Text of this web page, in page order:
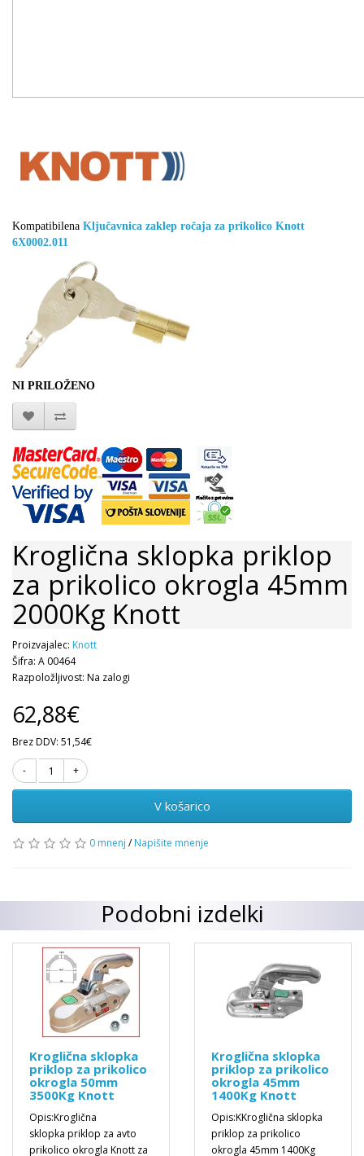
Kompatibilena Ključavnica zaklep ročaja za prikolico Knott
6X0002.011
NI PRILOŽENO
Kroglična sklopka priklop
za prikolico okrogla 45mm
2000Kg Knott
Proizvajalec: Knott
Šifra: A 00464
Razpoložljivost: Na zalogi
62,88€
Brez DDV: 51,54€
V košarico
0 mnenj /Napišite mnenje
Podobni izdelki
Kroglična sklopka
priklop za prikolico
okrogla 50mm
3500Kg Knott
Opis:Kroglična
sklopka priklop za avto
prikolico okrogla Knott za
Kroglična sklopka
priklop za prikolico
okrogla 45mm
1400Kg Knott
Opis:KKroglična sklopka
priklop za prikolico
okrogla 45mm 1400Kg